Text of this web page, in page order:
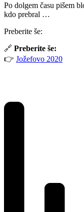
Po dolgem času pišem
kdo prebral …
Preberite še:
🔗 Preberite še:
👉 Jožefovo 2020